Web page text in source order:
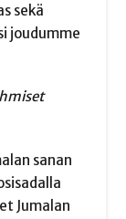
sekä
joudumme
sanan
Jumalan